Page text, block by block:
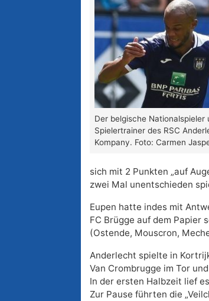
Der belgische Nationalspieler
Spielertrainer des RSC
Kompany. Foto: Carmen
sich mit 2 Punkten „auf
zwei Mal unentschieden
Eupen hatte indes mit
FC Brügge auf dem Papier
(Ostende, Mouscron,
Anderlecht spielte in
Van Crombrugge im Tor
In der ersten Halbzeit lief
Zur Pause führten die